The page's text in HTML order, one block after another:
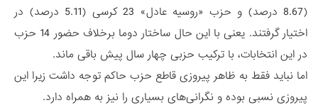
(8.67 درصد) و حزب «روسیه عادل» 23 کرسی (5.11 درصد) در
اختیار گرفتند. یعنی با این حال ساختار دوما برخلاف حضور 14 حزب
در این انتخابات، با ترکیب حزبی چهار سال پیش باقی ماند.
اما نباید فقط به ظاهر پیروزی قاطع حزب حاکم توجه داشت زیرا این
پیروزی نسبی بوده و نگرانی‌های بسیاری را نیز به همراه دارد.